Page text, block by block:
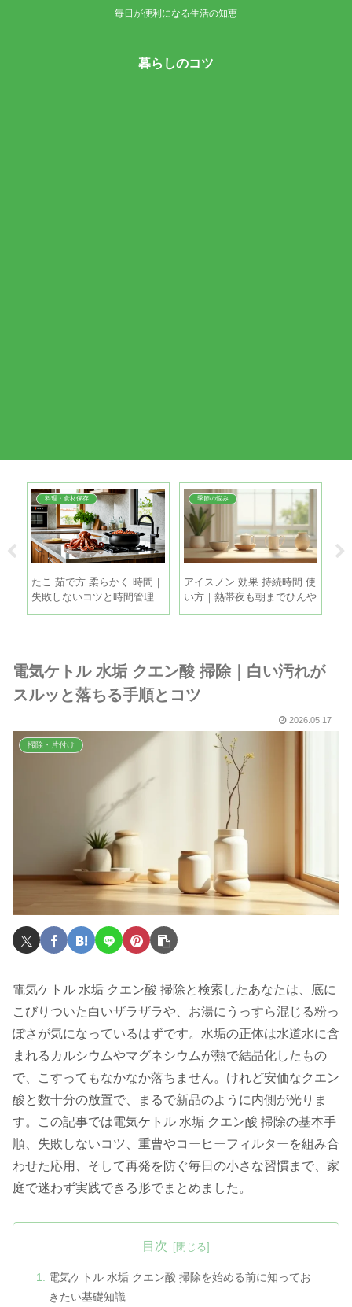
毎日が便利になる生活の知恵
暮らしのコツ
料理・食材保存
たこ 茹で方 柔らかく 時間｜
失敗しないコツと時間管理
季節の悩み
アイスノン 効果 持続時間 使
い方｜熱帯夜も朝までひんや
り眠るコツ
電気ケトル 水垢 クエン酸 掃除｜白い汚れが
スルッと落ちる手順とコツ
2026.05.17
掃除・片付け
電気ケトル 水垢 クエン酸 掃除と検索したあなたは、底に
こびりついた白いザラザラや、お湯にうっすら混じる粉っ
ぽさが気になっているはずです。水垢の正体は水道水に含
まれるカルシウムやマグネシウムが熱で結晶化したもの
で、こすってもなかなか落ちません。けれど安価なクエン
酸と数十分の放置で、まるで新品のように内側が光りま
す。この記事では電気ケトル 水垢 クエン酸 掃除の基本手
順、失敗しないコツ、重曹やコーヒーフィルターを組み合
わせた応用、そして再発を防ぐ毎日の小さな習慣まで、家
庭で迷わず実践できる形でまとめました。
目次
電気ケトル 水垢 クエン酸 掃除を始める前に知ってお
きたい基礎知識